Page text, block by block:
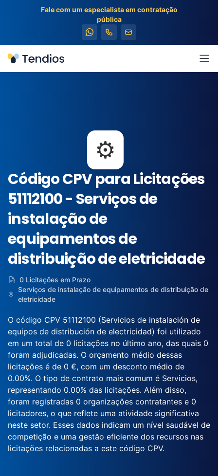
Fale com um especialista em contratação
pública
Tendios
⚙️
Código CPV para Licitações
51112100 - Serviços de
instalação de
equipamentos de
distribuição de eletricidade
0 Licitações em Prazo
Serviços de instalação de equipamentos de distribuição de
eletricidade
O código CPV 51112100 (Servicios de instalación de
equipos de distribución de electricidad) foi utilizado
em um total de 0 licitações no último ano, das quais 0
foram adjudicadas. O orçamento médio dessas
licitações é de 0 €, com um desconto médio de
0.00%. O tipo de contrato mais comum é Servicios,
representando 0.00% das licitações. Além disso,
foram registradas 0 organizações contratantes e 0
licitadores, o que reflete uma atividade significativa
neste setor. Esses dados indicam um nível saudável de
competição e uma gestão eficiente dos recursos nas
licitações relacionadas a este código CPV.